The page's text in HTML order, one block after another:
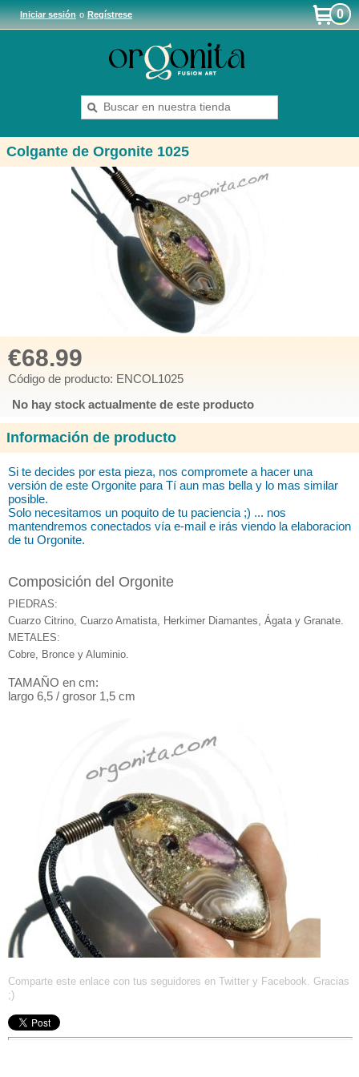
Iniciar sesiónoRegístrese 0
Colgante de Orgonite 1025
€68.99
Código de producto: ENCOL1025
No hay stock actualmente de este producto
Información de producto
Si te decides por esta pieza, nos compromete a hacer una
versión de este Orgonite para Tí aun mas bella y lo mas similar
posible.
Solo necesitamos un poquito de tu paciencia ;) ... nos
mantendremos conectados vía e-mail e irás viendo la elaboracion
de tu Orgonite.
Composición del Orgonite
PIEDRAS:
Cuarzo Citrino, Cuarzo Amatista, Herkimer Diamantes, Ágatay Granate.
METALES:
Cobre, Bronce y Aluminio.
TAMAÑO en cm:
largo 6,5 / grosor 1,5 cm
Comparte este enlace con tus seguidores en Twitter y Facebook. Gracias
;)